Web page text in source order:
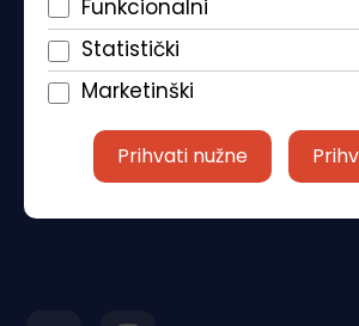
Funkcionalni
Statistički
Marketinški
Prihvati nužne